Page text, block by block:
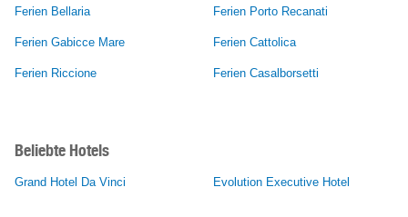
Ferien Bellaria Ferien Porto Recanati
Ferien Gabicce Mare Ferien Cattolica
Ferien Riccione Ferien Casalborsetti
Beliebte Hotels
Grand Hotel Da Vinci Evolution Executive Hotel